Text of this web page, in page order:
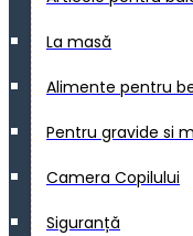
La masă
Alimente pentru
Pentru gravide si
Camera Copilului
Siguranță